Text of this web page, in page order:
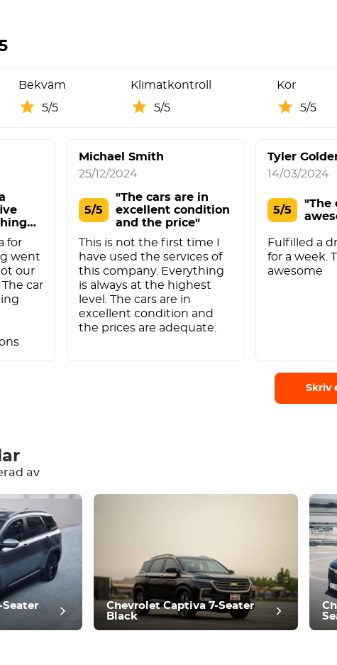
Bekväm
5/5
Klimatkontroll
5/5
Kör
5/5
for
went
our
car
Michael Smith
25/12/2024
5/5
"The cars are in
excellent condition
and the price"
This is not the first time I
have used the services of
this company. Everything
is always at the highest
level. The cars are in
excellent condition and
the prices are adequate.
Tyler
14/03/2024
5/5
"The
Fulfilled a
for a week.
awesome
Skriv
av
Chevrolet Captiva 7-Seater
Black